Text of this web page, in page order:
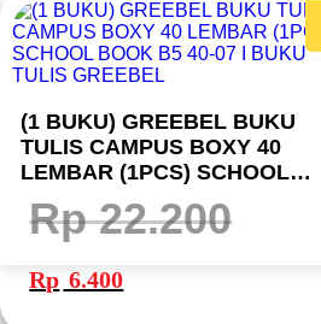
(1 BUKU) GREEBEL BUKU
TULIS CAMPUS BOXY 40
LEMBAR (1PCS) SCHOOL
BOOK B5 40-07 I BUKU TULIS
GREEBEL
Rp22.200
Harga
adalah:
Rp 22.200.
Rp 6.400ini
adalah: